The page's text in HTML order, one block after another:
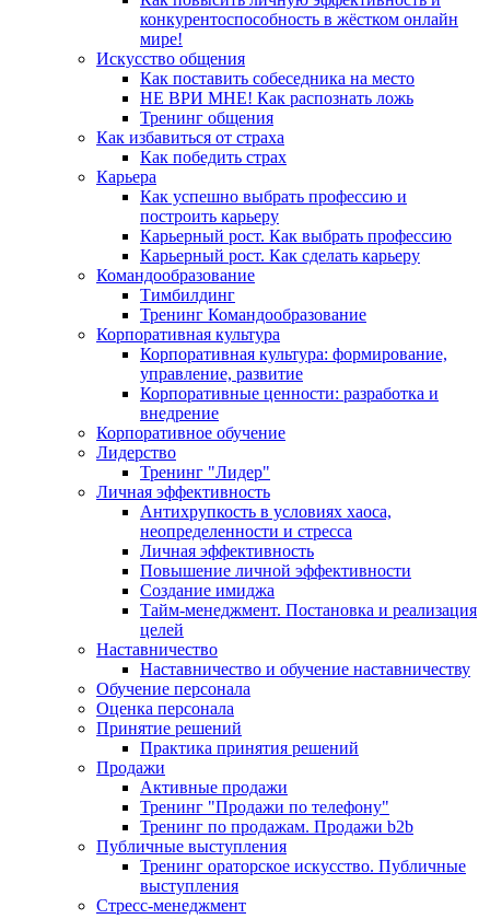
конкурентоспособность в жёстком онлайн
мире!
Искусство общения
Как поставить собеседника на место
НЕ ВРИ МНЕ! Как распознать ложь
Тренинг общения
Как избавиться от страха
Как победить страх
Карьера
Как успешно выбрать профессию и
построить карьеру
Карьерный рост. Как выбрать профессию
Карьерный рост. Как сделать карьеру
Командообразование
Тимбилдинг
Тренинг Командообразование
Корпоративная культура
Корпоративная культура: формирование,
управление, развитие
Корпоративные ценности: разработка и
внедрение
Корпоративное обучение
Лидерство
Тренинг "Лидер"
Личная эффективность
Антихрупкость в условиях хаоса,
неопределенности и стресса
Личная эффективность
Повышение личной эффективности
Создание имиджа
Тайм-менеджмент. Постановка и реализация
целей
Наставничество
Наставничество и обучение наставничеству
Обучение персонала
Оценка персонала
Принятие решений
Практика принятия решений
Продажи
Активные продажи
Тренинг "Продажи по телефону"
Тренинг по продажам. Продажи b2b
Публичные выступления
Тренинг ораторское искусство. Публичные
выступления
Стресс-менеджмент